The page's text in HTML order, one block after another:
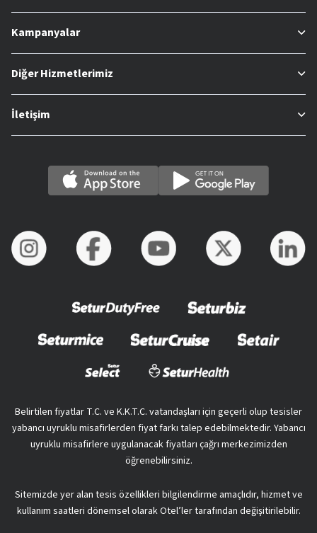
Kampanyalar
Diğer Hizmetlerimiz
İletişim
Belirtilen fiyatlar T.C. ve K.K.T.C. vatandaşları için geçerli olup tesisler
yabancı uyruklu misafirlerden fiyat farkı talep edebilmektedir. Yabancı
uyruklu misafirlere uygulanacak fiyatları çağrı merkezimizden
öğrenebilirsiniz.
Sitemizde yer alan tesis özellikleri bilgilendirme amaçlıdır, hizmet ve
kullanım saatleri dönemsel olarak Otel’ler tarafından değişitirilebilir.